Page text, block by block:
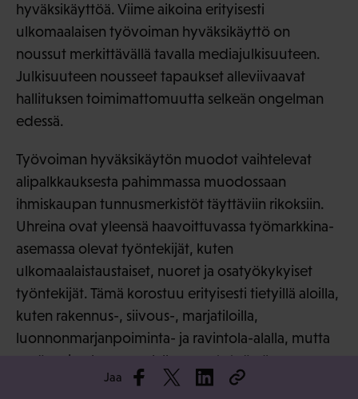
hyväksikäyttöä. Viime aikoina erityisesti
ulkomaalaisen työvoiman hyväksikäyttö on
noussut merkittävällä tavalla mediajulkisuuteen.
Julkisuuteen nousseet tapaukset alleviivaavat
hallituksen toimimattomuutta selkeän ongelman
edessä.
Työvoiman hyväksikäytön muodot vaihtelevat
alipalkkauksesta pahimmassa muodossaan
ihmiskaupan tunnusmerkistöt täyttäviin rikoksiin.
Uhreina ovat yleensä haavoittuvassa työmarkkina-
asemassa olevat työntekijät, kuten
ulkomaalaistaustaiset, nuoret ja osatyökykyiset
työntekijät. Tämä korostuu erityisesti tietyillä aloilla,
kuten rakennus-, siivous-, marjatiloilla,
luonnonmarjanpoiminta- ja ravintola-alalla, mutta
myös esim. kauneusalalla, varastotyössä,
autopesuloissa ja -korjaamoissa. Myös
Jaa